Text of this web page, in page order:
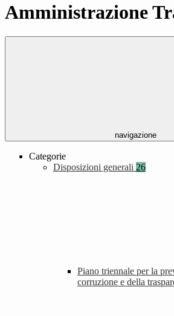
Amministrazione
navigazione
Categorie
Disposizioni generali 26
Piano triennale per la
corruzione e della